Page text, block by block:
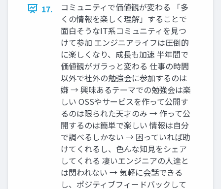
17.
コミュニティで価値観が変わる 「多
くの情報を楽しく理解」することで
面白そうなIT系コミュニティを見つ
けて参加 エンジニアライフは圧倒的
に楽しくなり、成長も加速 半年間で
価値観がガラっと変わる 仕事の時間
以外で社外の勉強会に参加するのは
嫌 → 興味あるテーマでの勉強会は楽
しい OSSやサービスを作って公開す
るのは限られた天才のみ → 作って公
開するのは簡単で楽しい 情報は自分
で調べるしかない → 困っていれば助
けてくれるし、色んな知見をシェア
してくれる 凄いエンジニアの人達と
は関われない → 気軽に会話できる
し、ポジティブフィードバックして